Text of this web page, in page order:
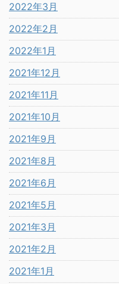
2022年3月
2022年2月
2022年1月
2021年12月
2021年11月
2021年10月
2021年9月
2021年8月
2021年6月
2021年5月
2021年3月
2021年2月
2021年1月